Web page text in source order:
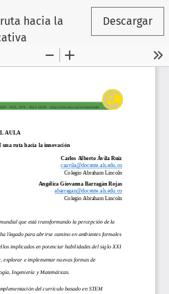
artículo
hacia la
Descargar